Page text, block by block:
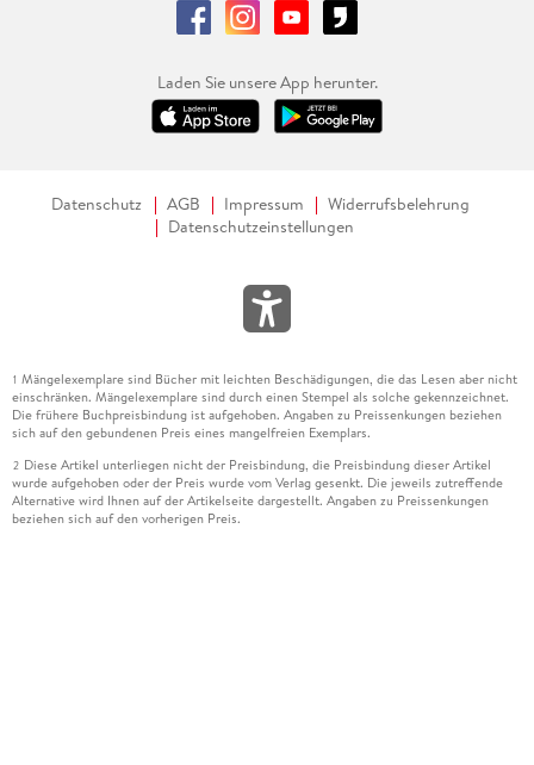
Laden Sie unsere App herunter.
Datenschutz AGB Impressum
Widerrufsbelehrung
Datenschutzeinstellungen
1 Mängelexemplare sind Bücher mit leichten Beschädigungen, die das Lesen aber nicht
einschränken. Mängelexemplare sind durch einen Stempel als solche gekennzeichnet.
Die frühere Buchpreisbindung ist aufgehoben. Angaben zu Preissenkungen beziehen
sich auf den gebundenen Preis eines mangelfreien Exemplars.
2 Diese Artikel unterliegen nicht der Preisbindung, die Preisbindung dieser Artikel
wurde aufgehoben oder der Preis wurde vom Verlag gesenkt. Die jeweils zutreffende
Alternative wird Ihnen auf der Artikelseite dargestellt. Angaben zu Preissenkungen
beziehen sich auf den vorherigen Preis.